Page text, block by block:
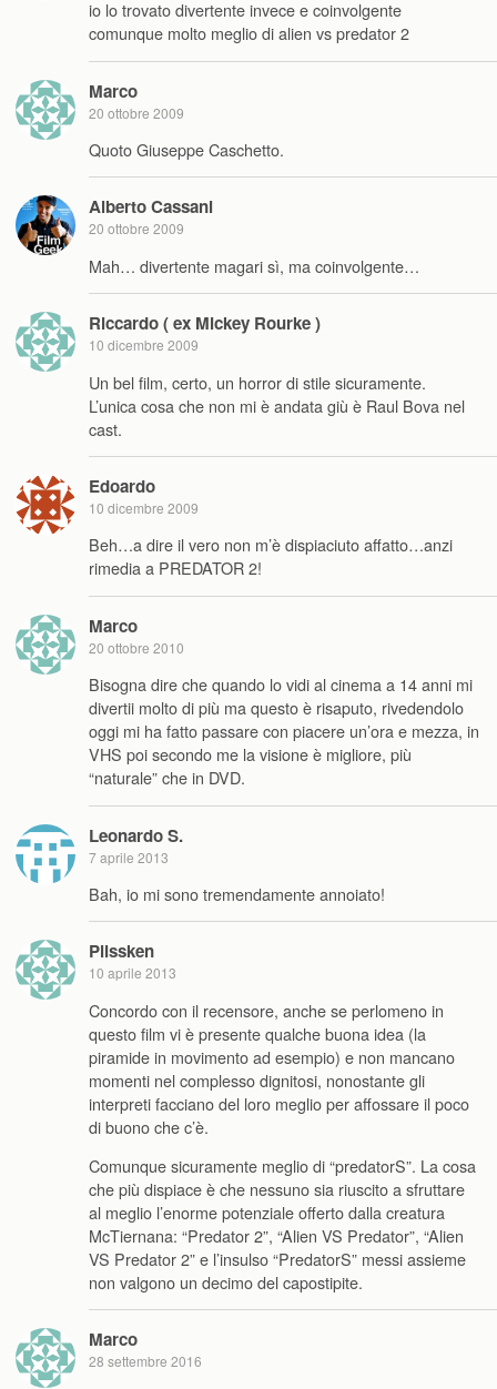
io lo trovato divertente invece e coinvolgente
comunque molto meglio di alien vs predator 2
Marco
20 ottobre 2009
Quoto Giuseppe Caschetto.
Alberto Cassani
20 ottobre 2009
Mah… divertente magari sì, ma coinvolgente…
Riccardo ( ex Mickey Rourke )
10 dicembre 2009
Un bel film, certo, un horror di stile sicuramente.
L’unica cosa che non mi è andata giù è Raul Bova nel
cast.
Edoardo
10 dicembre 2009
Beh…a dire il vero non m’è dispiaciuto affatto…anzi
rimedia a PREDATOR 2!
Marco
20 ottobre 2010
Bisogna dire che quando lo vidi al cinema a 14 anni mi
divertii molto di più ma questo è risaputo, rivedendolo
oggi mi ha fatto passare con piacere un’ora e mezza, in
VHS poi secondo me la visione è migliore, più
“naturale” che in DVD.
Leonardo S.
7 aprile 2013
Bah, io mi sono tremendamente annoiato!
Plissken
10 aprile 2013
Concordo con il recensore, anche se perlomeno in
questo film vi è presente qualche buona idea (la
piramide in movimento ad esempio) e non mancano
momenti nel complesso dignitosi, nonostante gli
interpreti facciano del loro meglio per affossare il poco
di buono che c’è.
Comunque sicuramente meglio di “predatorS”. La cosa
che più dispiace è che nessuno sia riuscito a sfruttare
al meglio l’enorme potenziale offerto dalla creatura
McTiernana: “Predator 2”, “Alien VS Predator”, “Alien
VS Predator 2” e l’insulso “PredatorS” messi assieme
non valgono un decimo del capostipite.
Marco
28 settembre 2016